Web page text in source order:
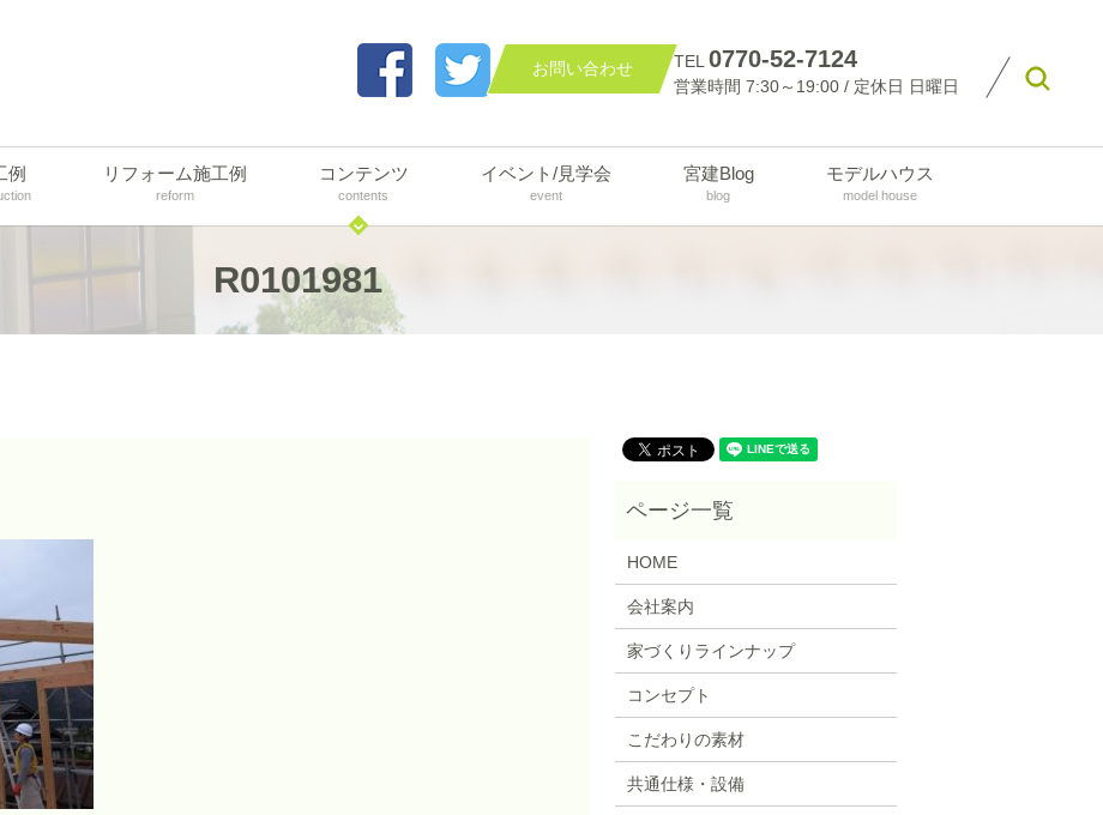
お問い合わせ TEL 0770-52-7124
営業時間 7:30～19:00 / 定休日 日曜日
例 リフォーム施工例
reform
コンテンツ
contents
イベント/見学会
event
宮建Blog
blog
モデルハウス
model house
R0101981
HOME
会社案内
家づくりラインナップ
コンセプト
こだわりの素材
共通仕様・設備